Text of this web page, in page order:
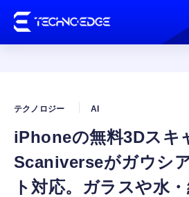
AI
ガジェッ
iPhoneの無料3Dスキ
Scaniverseがガウシ
ト対応。ガラスや水
テクノロジー AI